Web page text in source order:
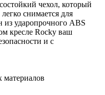
чехол, который
снимается для
из ударопрочного ABS
кресле Rocky ваш
и с
материалов